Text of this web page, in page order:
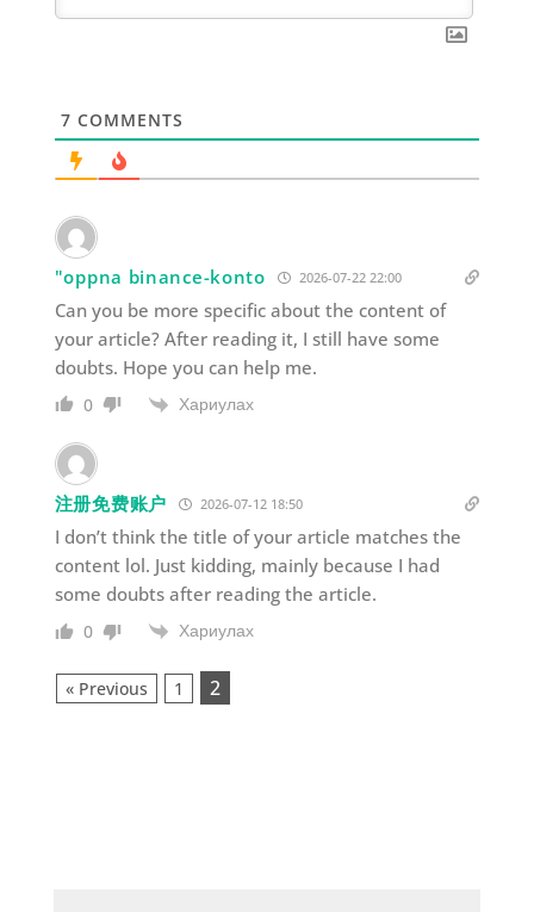
7 COMMENTS
"oppna binance-konto 2026-07-22 22:00
Can you be more specific about the content of
your article? After reading it, I still have some
doubts. Hope you can help me.
0 Хариулах
注册免费账户 2026-07-12 18:50
I don’t think the title of your article matches the
content lol. Just kidding, mainly because I had
some doubts after reading the article.
0 Хариулах
« Previous 1 2